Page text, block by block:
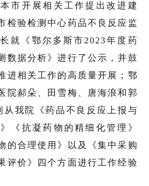
市开展相关工作提出改进建
检验检测中心药品不良反应监
就《鄂尔多斯市2023年度药
数据分析》进行了公示，并鼓
进相关工作的高质量开展；鄂
院郝朵、田雪梅、唐海浪和郭
从我院《药品不良反应上报与
《抗凝药物的精细化管理》
的合理使用》以及《集中采购
评价》四个方面进行工作经验